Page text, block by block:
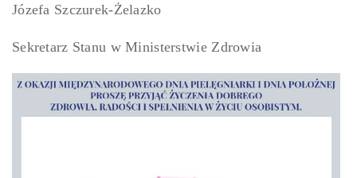
Józefa Szczurek-Żelazko
Sekretarz Stanu w Ministerstwie Zdrowia